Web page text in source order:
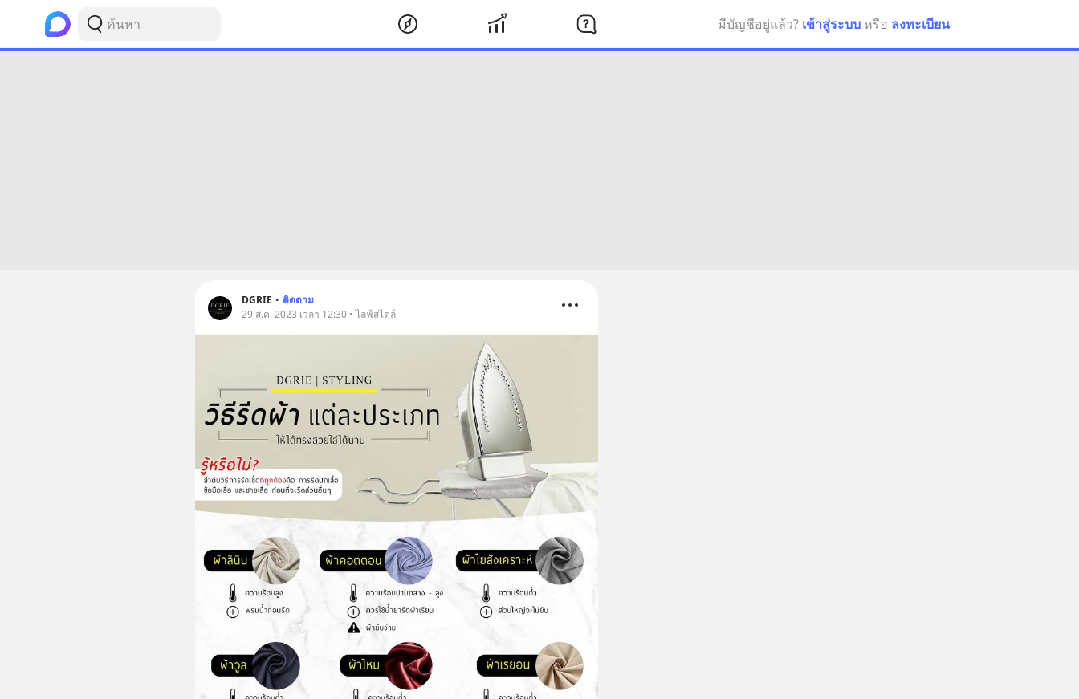
มีบัญชีอยู่แล้ว? เข้าสู่ระบบ หรือ ลงทะเบียน
DGRIE • ติดตาม
29 ส.ค. 2023 เวลา 12:30 • ไลฟ์สไตล์